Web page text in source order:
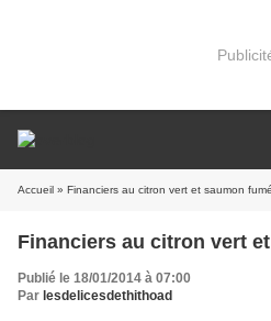
Accueil » Financiers au citron vert et saumon fumé
Financiers au citron vert
Publié le 18/01/2014 à 07:00
Par lesdelicesdethithoad